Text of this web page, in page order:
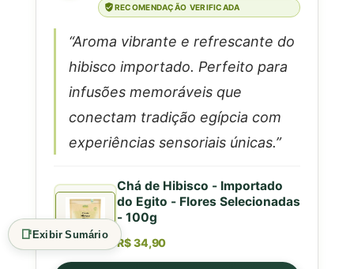
RECOMENDAÇÃO VERIFICADA
“Aroma vibrante e refrescante do
hibisco importado. Perfeito para
infusões memoráveis que
conectam tradição egípcia com
experiências sensoriais únicas.”
Chá de Hibisco - Importado
do Egito - Flores Selecionadas
- 100g
R$ 34,90
📑Exibir Sumário